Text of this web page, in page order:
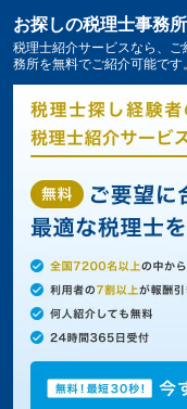
鬼無駅(香川県)の
務所の一覧 2件掲載中
お探しの税理士事務
税理士紹介サービスなら、
務所を無料でご紹介可能です。